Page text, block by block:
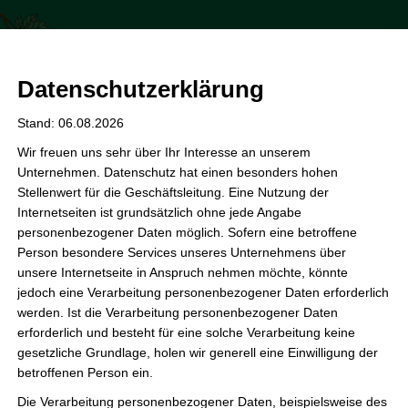
Inhalt
Trommelzauber am
05.06.2025
Vonadmin/1. Juni 2025
Wir brauchen Eure Unterstützung!
Die Projektwoche der Grundschule Kastanienhof findet in
diesem Jahr ihren krönenden Abschluss mit einer
mitreißenden Trommelaufführung unserer Kinder – am
05.06.2025 in der Mensa / Stadthalle Sarstedt
Datenschutzerklärung
Stand: 06.08.2026
Wir freuen uns sehr über Ihr Interesse an unserem
Unternehmen. Datenschutz hat einen besonders hohen
Stellenwert für die Geschäftsleitung. Eine Nutzung der
Internetseiten ist grundsätzlich ohne jede Angabe
personenbezogener Daten möglich. Sofern eine betroffene
Person besondere Services unseres Unternehmens über
unsere Internetseite in Anspruch nehmen möchte, könnte
jedoch eine Verarbeitung personenbezogener Daten erforderlich
werden. Ist die Verarbeitung personenbezogener Daten
erforderlich und besteht für eine solche Verarbeitung keine
gesetzliche Grundlage, holen wir generell eine Einwilligung der
betroffenen Person ein.
Die Verarbeitung personenbezogener Daten, beispielsweise des